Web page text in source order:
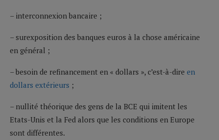
– interconnexion bancaire ;
– surexposition des banques euros à la chose américaine
en général ;
– besoin de refinancement en « dollars », c’est-à-dire en
dollars extérieurs ;
– nullité théorique des gens de la BCE qui imitent les
Etats-Unis et la Fed alors que les conditions en Europe
sont différentes.